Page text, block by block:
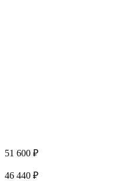
51 600 ₽
46 440 ₽